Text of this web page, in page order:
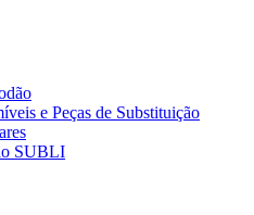
e Peças de Substituição
SUBLI